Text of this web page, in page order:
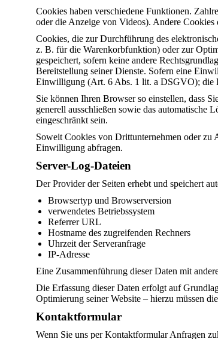
Cookies haben verschiedene Funktionen.
oder die Anzeige von Videos). Andere Cookies
Cookies, die zur Durchführung des
z. B. für die Warenkorbfunktion) oder zur
gespeichert, sofern keine andere
Bereitstellung seiner Dienste. Sofern eine
Einwilligung (Art. 6 Abs. 1 lit. a DSGVO); die
Sie können Ihren Browser so einstellen, dass
generell ausschließen sowie das automatische
eingeschränkt sein.
Soweit Cookies von Drittunternehmen oder zu
Einwilligung abfragen.
Server-Log-Dateien
Der Provider der Seiten erhebt und speichert
Browsertyp und Browserversion
verwendetes Betriebssystem
Referrer URL
Hostname des zugreifenden Rechners
Uhrzeit der Serveranfrage
IP-Adresse
Eine Zusammenführung dieser Daten mit
Die Erfassung dieser Daten erfolgt auf
Optimierung seiner Website – hierzu müssen
Kontaktformular
Wenn Sie uns per Kontaktformular Anfragen